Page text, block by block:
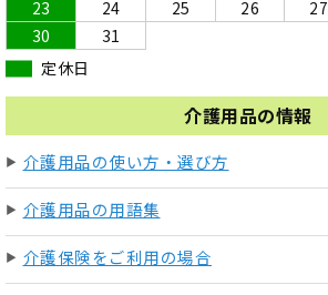
23
24 25 26 27
30
31
定休日
介護用品の情報
介護用品の使い方・選び方
介護用品の用語集
介護保険をご利用の場合